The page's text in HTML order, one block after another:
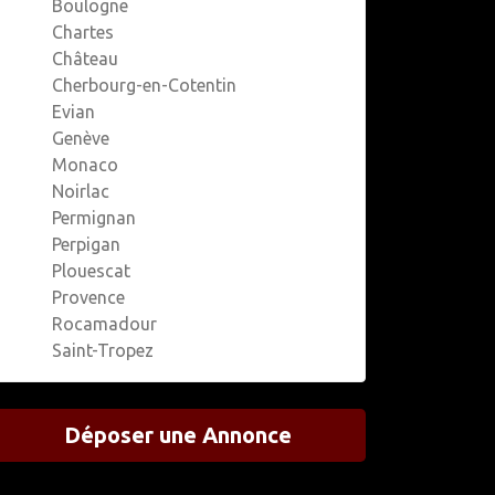
Boulogne
Chartes
Château
Cherbourg-en-Cotentin
Evian
Genève
Monaco
Noirlac
Permignan
Perpigan
Plouescat
Provence
Rocamadour
Saint-Tropez
Déposer une Annonce